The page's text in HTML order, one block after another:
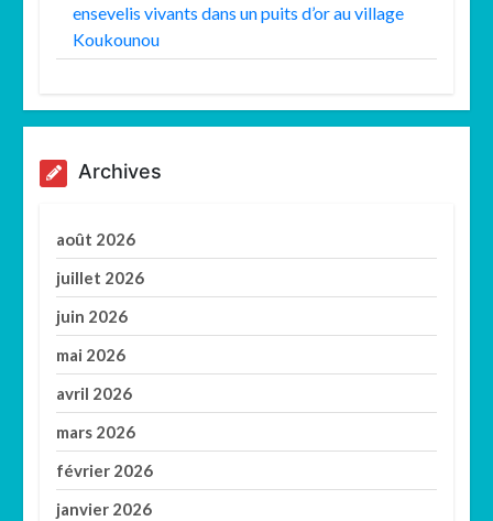
ensevelis vivants dans un puits d’or au village
Koukounou
Archives
août 2026
juillet 2026
juin 2026
mai 2026
avril 2026
mars 2026
février 2026
janvier 2026